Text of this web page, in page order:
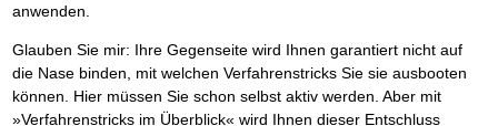
anwenden.
Glauben Sie mir: Ihre Gegenseite wird Ihnen garantiert nicht auf
die Nase binden, mit welchen Verfahrenstricks Sie sie ausbooten
können. Hier müssen Sie schon selbst aktiv werden. Aber mit
»Verfahrenstricks im Überblick« wird Ihnen dieser Entschluss